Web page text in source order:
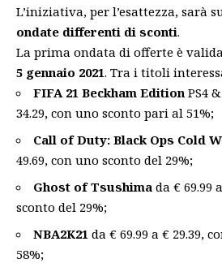
L’iniziativa, per l’esattezza, sarà
ondate differenti di sconti.
La prima ondata di offerte è valida
5 gennaio 2021. Tra i titoli
FIFA 21 Beckham Edition PS4
34.29, con uno sconto pari al 51%;
Call of Duty: Black Ops Cold
49.69, con uno sconto del 29%;
Ghost of Tsushima da € 69.99
sconto del 29%;
NBA2K21 da € 69.99 a € 29.39,
58%;